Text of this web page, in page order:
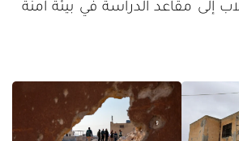
إلى مقاعد الدراسة في بيئة آمنة